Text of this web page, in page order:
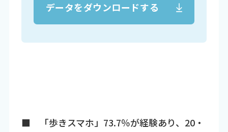
データをダウンロードする
■ 「歩きスマホ」73.7％が経験あり、20・